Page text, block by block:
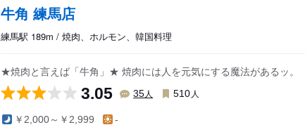
牛角 練馬店
練馬駅 189m / 焼肉、ホルモン、韓国料理
★焼肉と言えば「牛角」★ 焼肉には人を元気にする魔法があるッ。
3.05 35人 510 人
￥2,000～￥2,999 -